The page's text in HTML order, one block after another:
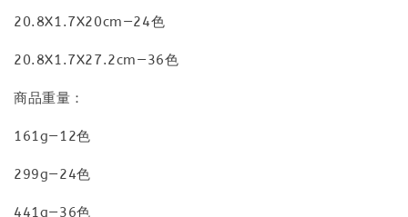
20.8X1.7X20cm—24色
20.8X1.7X27.2cm—36色
商品重量：
161g—12色
299g—24色
441g—36色